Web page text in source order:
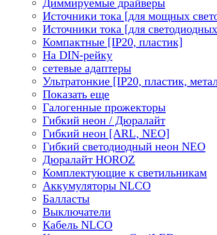
Диммируемые драйверы
Источники тока [для мощных
Источники тока [для
Компактные [IP20, пластик]
На DIN-рейку
сетевые адаптеры
Ультратонкие [IP20, пластик,
Показать еще
Галогенные прожекторы
Гибкий неон / Дюралайт
Гибкий неон [ARL, NEO]
Гибкий светодиодный неон NEO
Дюралайт HOROZ
Комплектующие к светильникам
Аккумуляторы NLCO
Балласты
Выключатели
Кабель NLCO